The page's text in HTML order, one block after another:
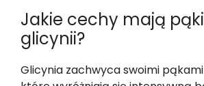
Jakie cechy mają
glicynii?
Glicynia zachwyca swoimi